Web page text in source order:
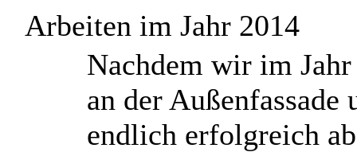
Arbeiten im Jahr 2014
Nachdem wir im
an der Außenfassade
endlich erfolgreich